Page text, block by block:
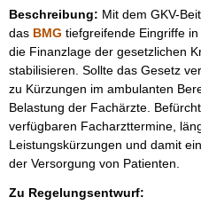
Beschreibung: Mit dem GKV-
das BMG tiefgreifende Eingriffe
die Finanzlage der gesetzlichen
stabilisieren. Sollte das Gesetz
zu Kürzungen im ambulanten
Belastung der Fachärzte.
verfügbaren Facharzttermine,
Leistungskürzungen und damit
der Versorgung von Patienten.
Zu Regelungsentwurf: